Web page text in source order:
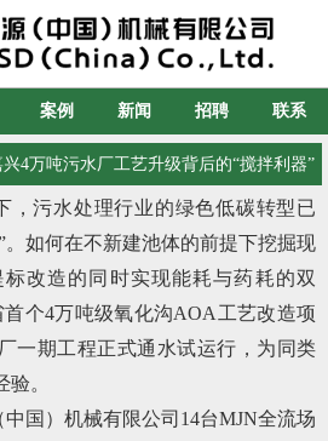
案例 新闻 招聘 联系
4万吨污水厂工艺升级背后的“搅拌利器”
，污水处理行业的绿色低碳转型已
。如何在不新建池体的前提下挖掘现
改造的同时实现能耗与药耗的双
首个4万吨级氧化沟AOA工艺改造项
一期工程正式通水试运行，为同类
。
国）机械有限公司14台MJN全流场